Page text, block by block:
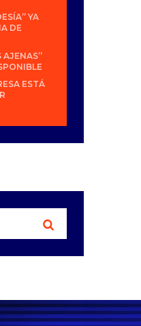
YA
DE
AJENAS”
ESTÁ